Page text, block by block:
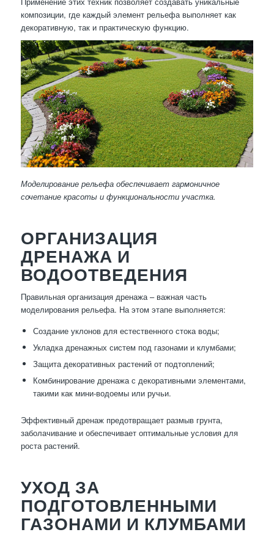
композиции, где каждый элемент рельефа выполняет как
декоративную, так и практическую функцию.
Моделирование рельефа обеспечивает гармоничное
сочетание красоты и функциональности участка.
ОРГАНИЗАЦИЯ
ДРЕНАЖА И
ВОДООТВЕДЕНИЯ
Правильная организация дренажа – важная часть
моделирования рельефа. На этом этапе выполняется:
Создание уклонов для естественного стока воды;
Укладка дренажных систем под газонами и клумбами;
Защита декоративных растений от подтоплений;
Комбинирование дренажа с декоративными элементами,
такими как мини-водоемы или ручьи.
Эффективный дренаж предотвращает размыв грунта,
заболачивание и обеспечивает оптимальные условия для
роста растений.
УХОД ЗА
ПОДГОТОВЛЕННЫМИ
ГАЗОНАМИ И КЛУМБАМИ